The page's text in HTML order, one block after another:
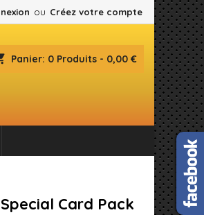
ou Créez votre compte
Panier: 0 Produits - 0,00 €
Card Pack